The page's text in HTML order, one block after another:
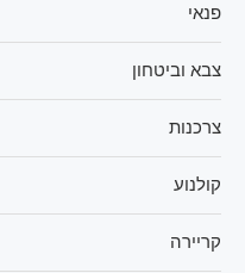
פנאי
צבא וביטחון
צרכנות
קולנוע
קריירה